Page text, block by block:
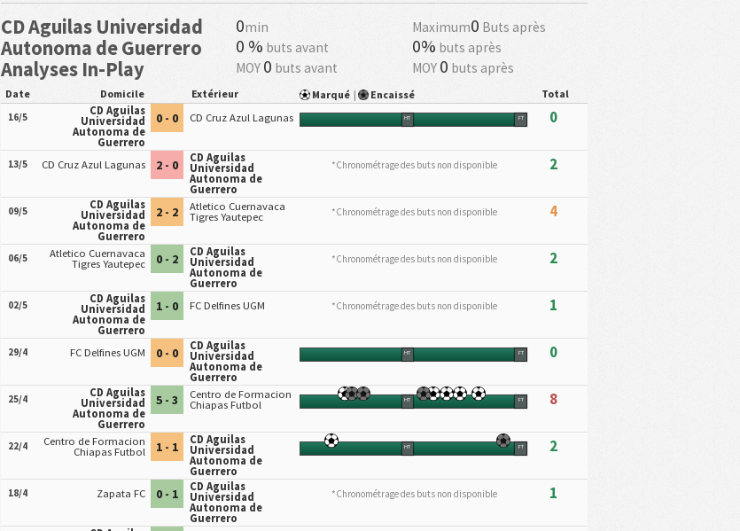
CD Aguilas Universidad
Autonoma de Guerrero
Analyses In-Play
0min Maximum0 Buts après
0 % buts avant 0% buts après
MOY 0 buts avant MOY 0 buts après
Date Domicile Extérieur Marqué | Encaissé Total
16/5
CD Aguilas
Universidad
Autonoma de
Guerrero
0 - 0 CD Cruz Azul Lagunas HT FT 0
13/5 CD Cruz Azul Lagunas 2 - 0
CD Aguilas
Universidad
Autonoma de
Guerrero
*Chronométrage des buts non disponible 2
09/5
CD Aguilas
Universidad
Autonoma de
Guerrero
2 - 2
Atletico Cuernavaca
Tigres Yautepec
*Chronométrage des buts non disponible 4
06/5
Atletico Cuernavaca
Tigres Yautepec
0 - 2
CD Aguilas
Universidad
Autonoma de
Guerrero
*Chronométrage des buts non disponible 2
02/5
CD Aguilas
Universidad
Autonoma de
Guerrero
1 - 0 FC Delfines UGM *Chronométrage des buts non disponible 1
29/4 FC Delfines UGM 0 - 0
CD Aguilas
Universidad
Autonoma de
Guerrero
HT FT 0
25/4
CD Aguilas
Universidad
Autonoma de
Guerrero
5 - 3
Centro de Formacion
Chiapas Futbol
HT FT 8
22/4
Centro de Formacion
Chiapas Futbol
1 - 1
CD Aguilas
Universidad
Autonoma de
Guerrero
HT FT 2
18/4 Zapata FC 0 - 1
CD Aguilas
Universidad
Autonoma de
Guerrero
*Chronométrage des buts non disponible 1